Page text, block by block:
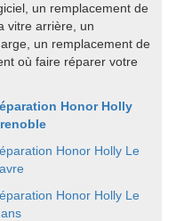
un remplacement de
vitre arrière, un
un remplacement de
où faire réparer votre
Honor Holly
Honor Holly Le
Honor Holly Le